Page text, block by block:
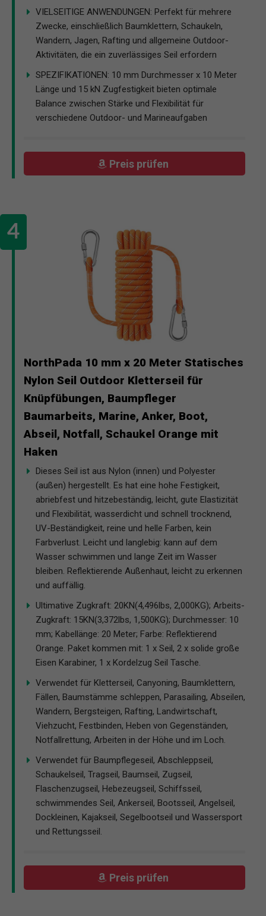
VIELSEITIGE ANWENDUNGEN: Perfekt für mehrere
Zwecke, einschließlich Baumklettern, Schaukeln,
Wandern, Jagen, Rafting und allgemeine Outdoor-
Aktivitäten, die ein zuverlässiges Seil erfordern
SPEZIFIKATIONEN: 10 mm Durchmesser x 10 Meter
Länge und 15 kN Zugfestigkeit bieten optimale
Balance zwischen Stärke und Flexibilität für
verschiedene Outdoor- und Marineaufgaben
Preis prüfen
NorthPada 10 mm x 20 Meter Statisches
Nylon Seil Outdoor Kletterseil für
Knüpfübungen, Baumpfleger
Baumarbeits, Marine, Anker, Boot,
Abseil, Notfall, Schaukel Orange mit
Haken
Dieses Seil ist aus Nylon (innen) und Polyester
(außen) hergestellt. Es hat eine hohe Festigkeit,
abriebfest und hitzebeständig, leicht, gute Elastizität
und Flexibilität, wasserdicht und schnell trocknend,
UV-Beständigkeit, reine und helle Farben, kein
Farbverlust. Leicht und langlebig: kann auf dem
Wasser schwimmen und lange Zeit im Wasser
bleiben. Reflektierende Außenhaut, leicht zu erkennen
und auffällig.
Ultimative Zugkraft: 20KN(4,496lbs, 2,000KG); Arbeits-
Zugkraft: 15KN(3,372lbs, 1,500KG); Durchmesser: 10
mm; Kabellänge: 20 Meter; Farbe: Reflektierend
Orange. Paket kommen mit: 1 x Seil, 2 x solide große
Eisen Karabiner, 1 x Kordelzug Seil Tasche.
Verwendet für Kletterseil, Canyoning, Baumklettern,
Fällen, Baumstämme schleppen, Parasailing, Abseilen,
Wandern, Bergsteigen, Rafting, Landwirtschaft,
Viehzucht, Festbinden, Heben von Gegenständen,
Notfallrettung, Arbeiten in der Höhe und im Loch.
Verwendet für Baumpflegeseil, Abschleppseil,
Schaukelseil, Tragseil, Baumseil, Zugseil,
Flaschenzugseil, Hebezeugseil, Schiffsseil,
schwimmendes Seil, Ankerseil, Bootsseil, Angelseil,
Dockleinen, Kajakseil, Segelbootseil und Wassersport
und Rettungsseil.
Preis prüfen